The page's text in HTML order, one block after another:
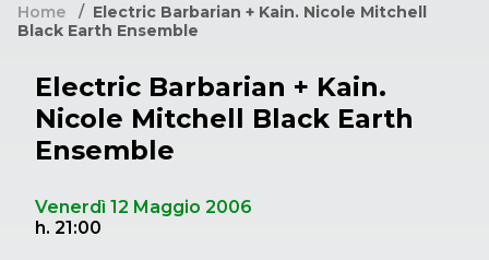
Home
Electric Barbarian + Kain. Nicole Mitchell
Black Earth Ensemble
Electric Barbarian + Kain.
Nicole Mitchell Black Earth
Ensemble
Venerdì 12 Maggio 2006
h. 21:00